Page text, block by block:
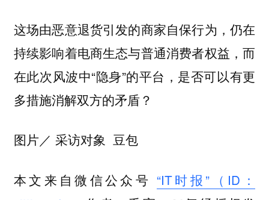
这场由恶意退货引发的商家自保行为，仍在
持续影响着电商生态与普通消费者权益，而
在此次风波中“隐身”的平台，是否可以有更
多措施消解双方的矛盾？
图片／ 采访对象 豆包
本文来自微信公众号 “IT时报”（ID：